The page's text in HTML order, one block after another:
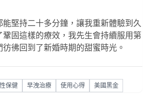
堅持二十多分鐘，讓我重新體驗到久
固這樣的療效，我先生會持續服用第
彿回到了新婚時期的甜蜜時光。
保健 早洩治療 使用心得 美國黑金